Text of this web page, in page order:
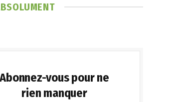
Abonnez-vous pour ne
rien manquer